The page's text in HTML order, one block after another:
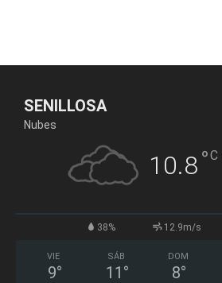
SENILLOSA
Nubes
10.8°C
38% 12.9m/s
VIE
9°
SÁB
11 °
DOM
8°